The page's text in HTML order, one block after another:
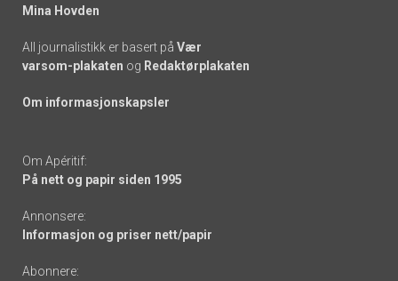
Mina Hovden
All journalistikk er basert på Vær
varsom-plakaten og Redaktørplakaten
Om informasjonskapsler
Om Apéritif:
På nett og papir siden 1995
Annonsere:
Informasjon og priser nett/papir
Abonnere: